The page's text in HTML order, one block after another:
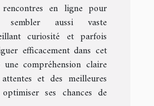
en ligne pour
aussi vaste
curiosité et parfois
efficacement dans cet
compréhension claire
et des meilleures
ses chances de